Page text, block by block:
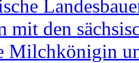
mit den
Milchkönigin